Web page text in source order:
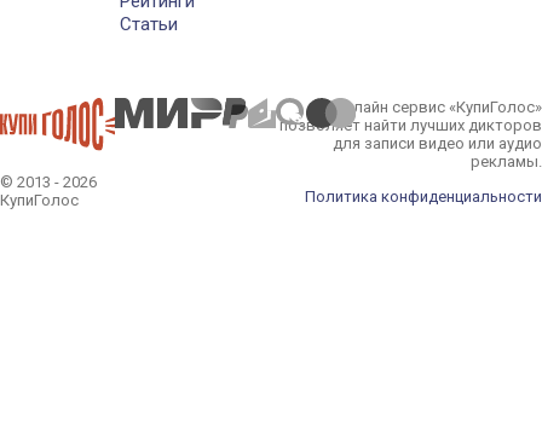
Статьи
© 2013 - 2026
КупиГолос
Онлайн сервис «КупиГолос»
позволяет найти лучших дикторов
для записи видео или аудио
рекламы.
Политика конфиденциальности